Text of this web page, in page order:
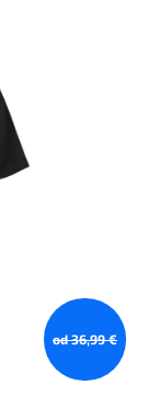
od 36,99 €